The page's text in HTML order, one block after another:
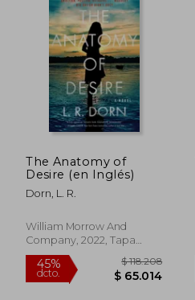
45% $ 122.743
The Anatomy of
Desire (en Inglés)
Dorn, L. R.
William Morrow And
Company, 2022, Tapa
Blanda, Nuevo